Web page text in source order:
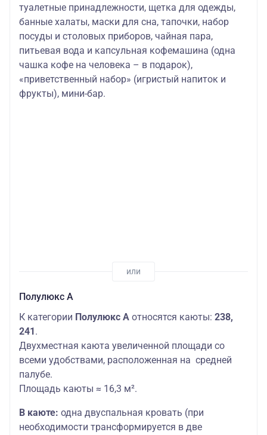
туалетные принадлежности, щетка для одежды,
банные халаты, маски для сна, тапочки, набор
посуды и столовых приборов, чайная пара,
питьевая вода и капсульная кофемашина (одна
чашка кофе на человека – в подарок),
«приветственный набор» (игристый напиток и
фрукты), мини-бар.
Полулюкс А
К категории Полулюкс А относятся каюты: 238,
241 .
Двухместная каюта увеличенной площади со
всеми удобствами, расположенная на средней
палубе.
Площадь каюты ≈ 16,3 м².
В каюте: одна двуспальная кровать (при
необходимости трансформируется в две